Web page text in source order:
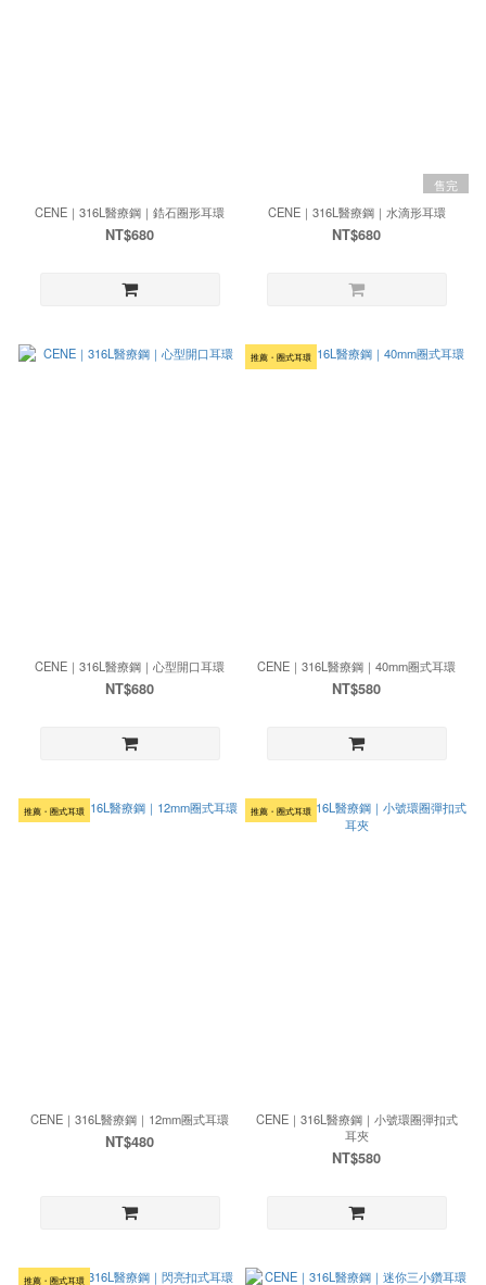
CENE｜316L醫療鋼｜鋯石圈形耳環
NT$680
售完
CENE｜316L醫療鋼｜水滴形耳環
NT$680
CENE｜316L醫療鋼｜心型開口耳環
NT$680
推薦・圈式耳環
CENE｜316L醫療鋼｜40mm圈式耳環
NT$580
推薦・圈式耳環
CENE｜316L醫療鋼｜12mm圈式耳環
NT$480
推薦・圈式耳環
CENE｜316L醫療鋼｜小號環圈彈扣式
耳夾
NT$580
推薦・圈式耳環